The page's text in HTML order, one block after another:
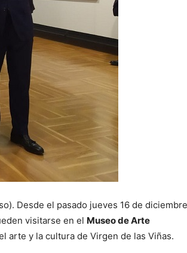
Desde el pasado jueves 16 de
visitarse en el Museo de Arte
arte y la cultura de Virgen de las Viñas.